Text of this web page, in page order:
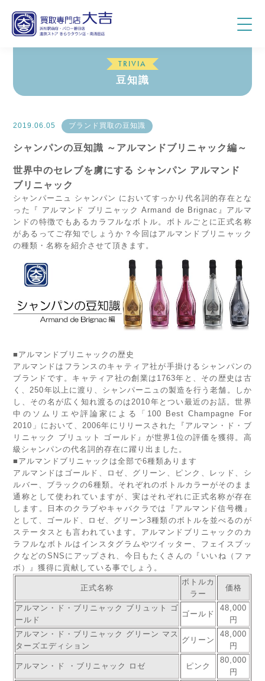
TRIVIA
豆知識
2019.06.05 ブランド買取の豆知識
シャンパンの豆知識 ～アルマンドブリニャック編～
世界中のセレブを虜にする シャンパン アルマンド
ブリニャック
シャンパーニュ シャンパン においてすっかり代名詞的存在とな
った『 アルマンド ブリニャック Armand de Brignac』アルマ
ンドの特徴でもあるカラフルなボトル。ボトルごとに正式名称
があるってご存知でしょうか？今回はアルマンドブリニャック
の種類・名称を紹介させて頂きます。
■アルマンドブリニャックの歴史
アルマンドはフランスのキャティア社が手掛けるシャンパンの
ブランドです。キャティア社の創業は1763年と、その歴史は古
く、250年以上に渡り、シャンパーニュの製造を行う老舗。しか
し、その名が広く知れ渡るのは2010年とつい最近のお話。世界
中のソムリエや評論家による「100 Best Champagne For
2010」において、2006年にリリースされた『アルマン・ド・ブ
リニャック ブリュット ゴールド』が世界1位の評価を獲得。高
級シャンパンの代名詞的存在に躍り出ました。
■アルマンドブリニャックは全部で6種類あります
アルマンドはゴールド、ロゼ、グリーン、ピンク、レッド、シ
ルバー、ブラックの6種類。それぞれのボトルカラーがそのまま
通称として使われていますが、実はそれぞれに正式名称が存在
します。日本のクラブやキャバクラでは『アルマンド信号機』
として、ゴールド、ロゼ、グリーン3種類のボトルを並べるのが
ステータスとも言われています。アルマンドブリニャックのカ
ラフルなボトルはインスタグラムやツイッター、フェイスブッ
クなどのSNSにアップされ、今日もたくさんの『いいね（ファ
ボ）』獲得に貢献している事でしょう。
正式名称
ボトルカ
ラー
価格
アルマン・ド・ブリニャック ブリュット ゴ
ールド
ゴールド
48,000
円
アルマン・ド・ブリニャック グリーン マス
ターズエディション
グリーン
48,000
円
アルマン・ド ・ブリニャック ロゼ ピンク
80,000
円